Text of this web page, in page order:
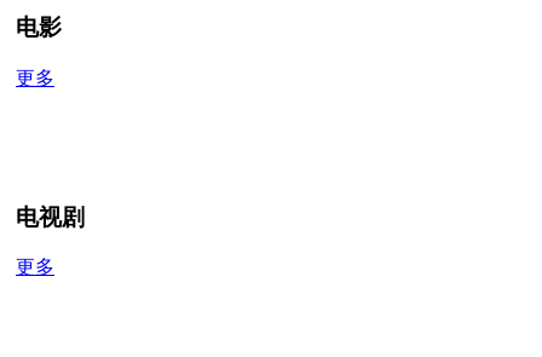
电影
更多
电视剧
更多